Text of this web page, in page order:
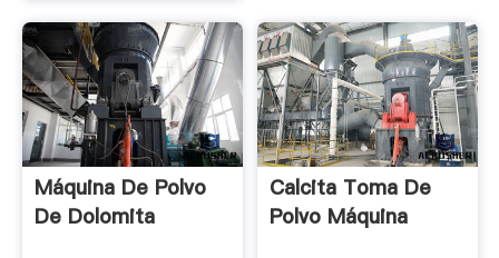
Máquina De Polvo
De Dolomita
Calcita Toma De
Polvo Máquina